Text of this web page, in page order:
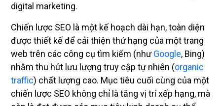
digital marketing.
Chiến lược SEO là một kế hoạch dài hạn, toàn diện
được thiết kế để cải thiện thứ hạng của một trang
web trên các công cụ tìm kiếm (nhưGoogle, Bing)
nhằm thu hút lưu lượng truy cập tự nhiên (organic
traffic) chất lượng cao. Mục tiêu cuối cùng của một
chiến lược SEO không chỉ là tăng vị trí xếp hạng, mà